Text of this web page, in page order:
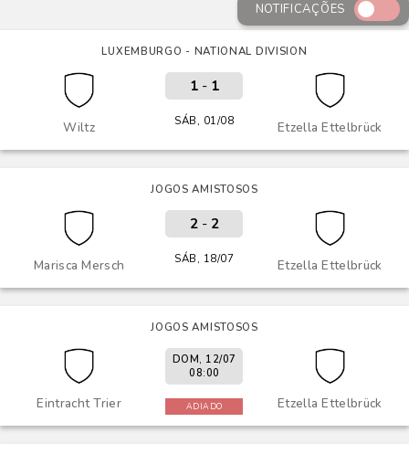
NOTIFICAÇÕES
LUXEMBURGO - NATIONAL DIVISION
Wiltz Etzella Ettelbrück
1- 1
SÁB, 01/08
JOGOS AMISTOSOS
Marisca Mersch Etzella Ettelbrück
2- 2
SÁB, 18/07
JOGOS AMISTOSOS
Eintracht Trier Etzella Ettelbrück
DOM, 12/07
08:00
ADIADO